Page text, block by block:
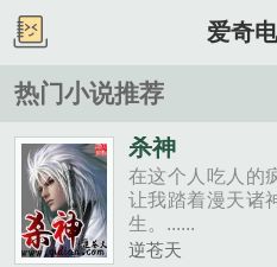
爱奇
热门小说推荐
杀神
在这个人吃人的
让我踏着漫天诸
生。......
逆苍天